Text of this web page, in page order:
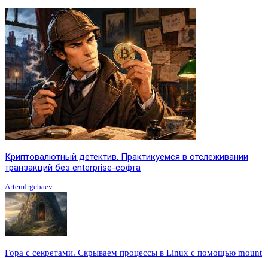
Криптовалютный детектив. Практикуемся в отслеживании
транзакций без enterprise-софта
ArtemIrgebaev
Гора с секретами. Скрываем процессы в Linux c помощью mount